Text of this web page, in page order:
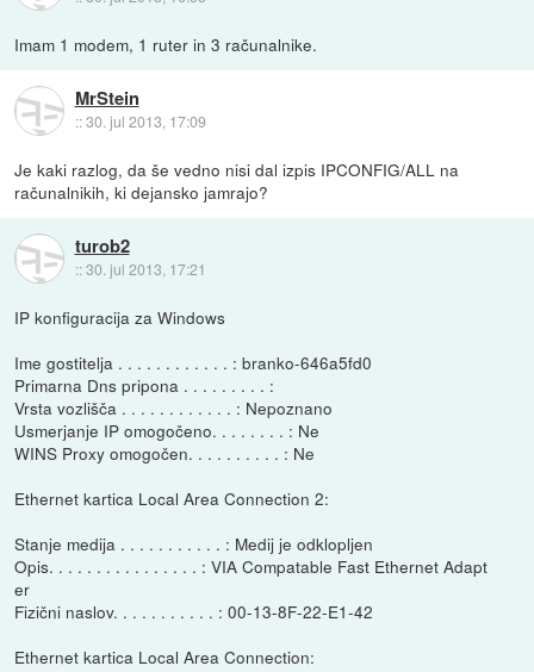
Imam 1 modem, 1 ruter in 3 računalnike.
MrStein
::30. jul 2013, 17:09
Je kaki razlog, da še vedno nisi dal izpis IPCONFIG/ALL na
računalnikih, ki dejansko jamrajo?
turob2
::30. jul 2013, 17:21
IP konfiguracija za Windows
Ime gostitelja . . . . . . . . . . . . : branko-646a5fd0
Primarna Dns pripona . . . . . . . . . :
Vrsta vozlišča . . . . . . . . . . . . : Nepoznano
Usmerjanje IP omogočeno. . . . . . . . : Ne
WINS Proxy omogočen. . . . . . . . . . : Ne
Ethernet kartica Local Area Connection 2:
Stanje medija . . . . . . . . . . . : Medij je odklopljen
Opis. . . . . . . . . . . . . . . . : VIA Compatable Fast Ethernet Adapt
er
Fizični naslov. . . . . . . . . . . : 00-13-8F-22-E1-42
Ethernet kartica Local Area Connection: